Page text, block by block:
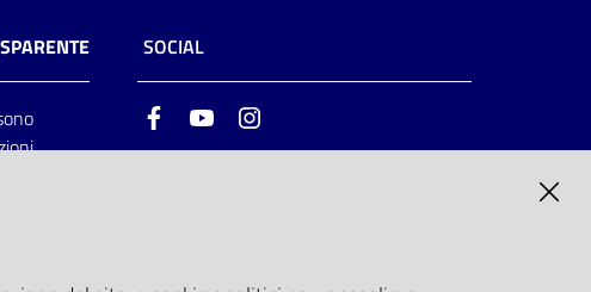
SOCIAL
FacebookYoutube